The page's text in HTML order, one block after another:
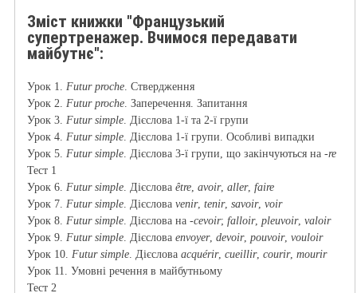
Зміст книжки "Французький
супертренажер. Вчимося передавати
майбутнє":
Урок 1. Futur proche. Ствердження
Урок 2. Futur proche. Заперечення. Запитання
Урок 3. Futur simple. Дієслова 1-ї та 2-ї групи
Урок 4. Futur simple. Дієслова 1-ї групи. Особливі випадки
Урок 5. Futur simple. Дієслова 3-ї групи, що закінчуються на -re
Тест 1
Урок 6. Futur simple. Дієслова être, avoir, aller, faire
Урок 7. Futur simple. Дієслова venir, tenir, savoir, voir
Урок 8. Futur simple. Дієслова на -cevoir; falloir, pleuvoir, valoir
Урок 9. Futur simple. Дієслова envoyer, devoir, pouvoir, vouloir
Урок 10. Futur simple. Дієслова acquérir, cueillir, courir, mourir
Урок 11. Умовні речення в майбутньому
Тест 2